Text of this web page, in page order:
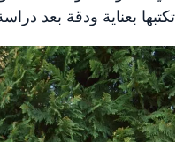
تكتبها بعناية ودقة بعد